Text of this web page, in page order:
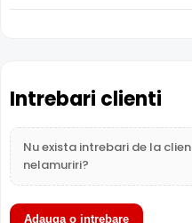
FunctiaBLC(Backlight
Intrebari clienti
Nu exista intrebari de la
nelamuriri?
Adauga o intrebare